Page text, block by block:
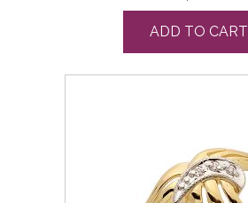
ADD TO CART